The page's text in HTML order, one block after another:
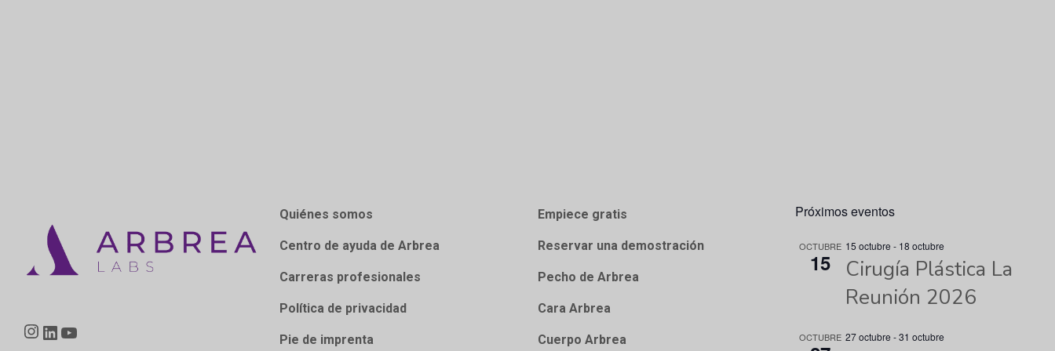
Instagram
LinkedIn
Quiénes somos
Centro de ayuda de Arbrea
Carreras profesionales
Política de privacidad
Pie de imprenta
Empiece gratis
Reservar una demostración
Pecho de Arbrea
Cara Arbrea
Cuerpo Arbrea
Próximos eventos
OCTUBRE
15
15 octubre - 18 octubre
Cirugía Plástica La
Reunión 2026
OCTUBRE 27 octubre -31 octubre